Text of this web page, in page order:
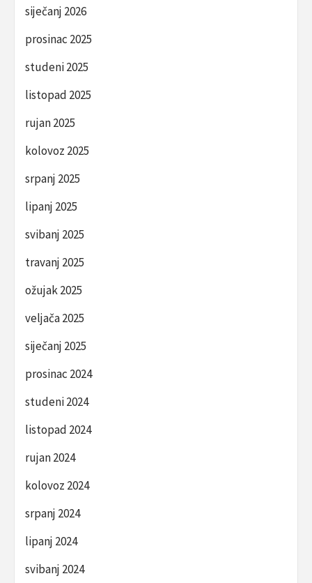
siječanj 2026
prosinac 2025
studeni 2025
listopad 2025
rujan 2025
kolovoz 2025
srpanj 2025
lipanj 2025
svibanj 2025
travanj 2025
ožujak 2025
veljača 2025
siječanj 2025
prosinac 2024
studeni 2024
listopad 2024
rujan 2024
kolovoz 2024
srpanj 2024
lipanj 2024
svibanj 2024